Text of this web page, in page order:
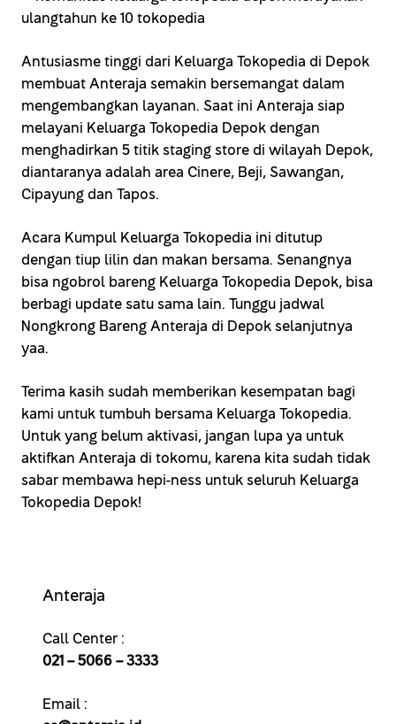
Antusiasme tinggi dari Keluarga Tokopedia di Depok
membuat Anteraja semakin bersemangat dalam
mengembangkan layanan. Saat ini Anteraja siap
melayani Keluarga Tokopedia Depok dengan
menghadirkan 5 titik staging store di wilayah Depok,
diantaranya adalah area Cinere, Beji, Sawangan,
Cipayung dan Tapos.
Acara Kumpul Keluarga Tokopedia ini ditutup
dengan tiup lilin dan makan bersama. Senangnya
bisa ngobrol bareng Keluarga Tokopedia Depok, bisa
berbagi update satu sama lain. Tunggu jadwal
Nongkrong Bareng Anteraja di Depok selanjutnya
yaa.
Terima kasih sudah memberikan kesempatan bagi
kami untuk tumbuh bersama Keluarga Tokopedia.
Untuk yang belum aktivasi, jangan lupa ya untuk
aktifkan Anteraja di tokomu, karena kita sudah tidak
sabar membawa hepi-ness untuk seluruh Keluarga
Tokopedia Depok!
Anteraja
Call Center :
021 – 5066 – 3333
Email :